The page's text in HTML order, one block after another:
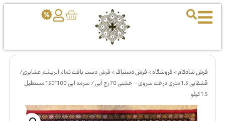
فرش شادکام>فروشگاه>فرش دستباف>فرش دست بافت تمام ابریشم عشایری/
قشقایی 1.5 متری درخت سروی – خشتی 70 رج آبی / سرمه ایی 100*150 مستطیل
1.5 کیلو